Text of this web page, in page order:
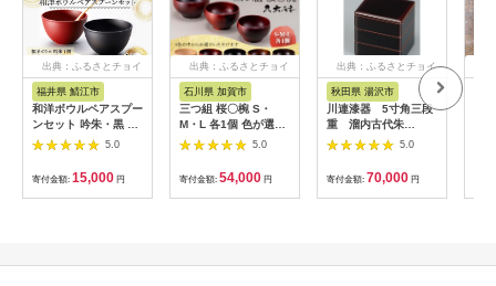
出典：ふるさとチョイ
福井県 鯖江市
和洋ボウルペアスプー
ンセット 吟朱・黒 食
洗機対応・レンジ対応
5.0
寄付金額: 15,000 円
出典：ふるさとチョイ
石川県 加賀市
三つ組 桜〇椀 S・
M・L 各1個 色が選べ
る お椀 セット 〇椀
汁椀 飯椀 椀 器 贈答
贈り物 ギフト 山中木
製漆器 伝統工芸 工芸
品 国産 日本製 F6P-
5.0
寄付金額: 54,000 円
出典：ふるさとチョイ
秋田県 湯沢市
川連漆器 5寸角三段
重 溜内古代朱
[I5301]
5.0
寄付金額: 70,000 円